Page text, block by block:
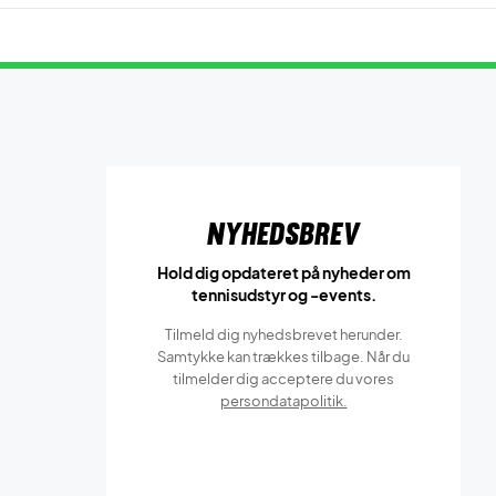
Nyhedsbrev
Hold dig opdateret på nyheder om
tennisudstyr og -events.
Tilmeld dig nyhedsbrevet herunder.
Samtykke kan trækkes tilbage. Når du
tilmelder dig acceptere du vores
persondatapolitik.